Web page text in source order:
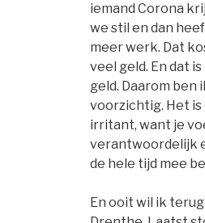
iemand Corona
we stil en dan
meer werk. Dat
veel geld. En dat
geld. Daarom ben
voorzichtig. Het is
irritant, want je
verantwoordelijk
de hele tijd mee
En ooit wil ik